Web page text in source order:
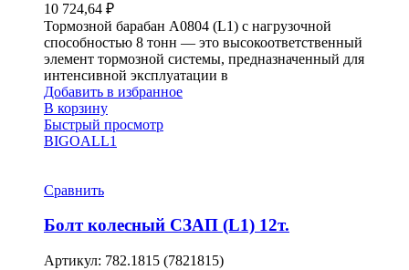
10 724,64 ₽
Тормозной барабан A0804 (L1) с нагрузочной
способностью 8 тонн — это высокоответственный
элемент тормозной системы, предназначенный для
интенсивной эксплуатации в
Добавить в избранное
В корзину
Быстрый просмотр
BIGOALL1
Сравнить
Болт колесный СЗАП (L1) 12т.
Артикул: 782.1815 (7821815)